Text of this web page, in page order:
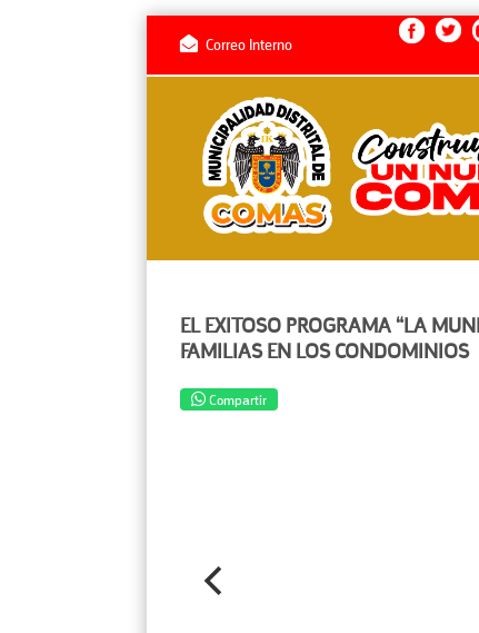
Correo Interno
EL EXITOSO PROGRAMA “LA
FAMILIAS EN LOS CONDOMINIOS
Compartir